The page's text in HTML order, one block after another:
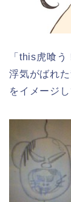
「this虎喰う
浮気がばれ
をイメージ